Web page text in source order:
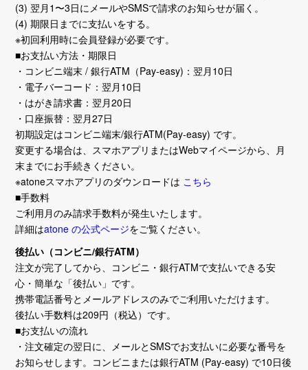
(3) 翌月1〜3日にメールやSMSで請求のお知らせが届く。
(4) 期限日までに支払いをする。
※初回利用時に会員登録が必要です。
■お支払い方法・期限日
・コンビニ端末 / 銀行ATM（Pay-easy)：翌月10日
・電子バーコード：翌月10日
・はがき請求書：翌月20日
・口座振替：翌月27日
初期設定はコンビニ端末/銀行ATM(Pay-easy) です。
変更する場合は、スマホアプリまたはWebマイページから、月
末までにお手続きください。
※atoneスマホアプリのダウンロードは こちら
■手数料
ご利用月のみ請求手数料が発生いたします。
詳細はatone の公式ページをご覧ください。
後払い（コンビニ/銀行ATM）
注文が完了してから、コンビニ・銀行ATMで支払いできる安
心・簡単な「後払い」です。
携帯電話番号とメールアドレスのみでご利用いただけます。
後払い手数料は209円（税込）です。
■お支払いの流れ
・注文確定の翌日に、メールとSMSでお支払いに必要な番号を
お知らせします。コンビニまたは銀行ATM (Pay-easy) で10日後